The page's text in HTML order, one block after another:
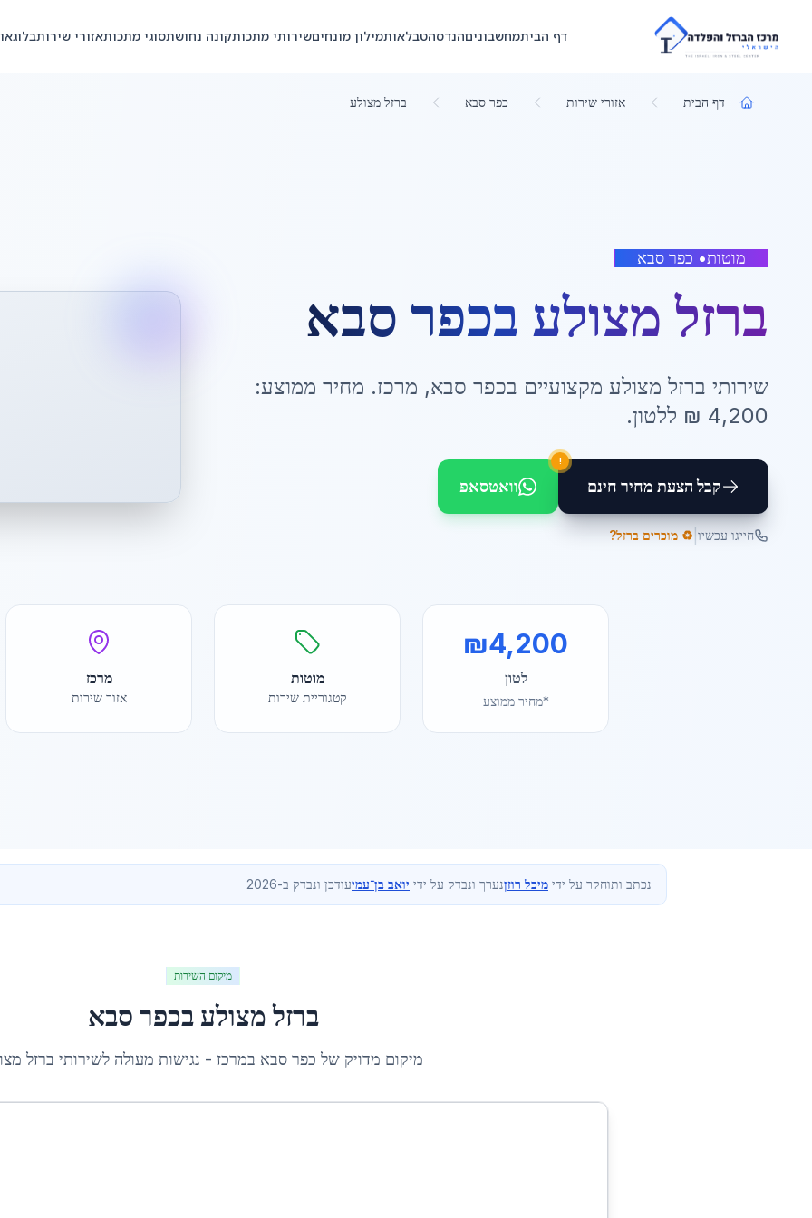
Skip to main content
דף הביתמחשבוניםהנדסהטבלאותמילון מונחיםשירותי מתכותקונה נחושתסוגי מתכותאזורי שירותבלוג
דף הבית אזורי שירות כפר סבא ברזל מצולע
מוטות• כפר סבא
ברזל מצולע בכפר סבא
שירותי ברזל מצולע מקצועיים בכפר סבא, מרכז. מחיר ממוצע:
4,200 ₪ ללטון.
קבל הצעת מחיר חינם
!
וואטסאפ
חייגו עכשיו ♻️ מוכרים ברזל?
₪4,200
לטון
*מחיר ממוצע
מוטות
קטגוריית שירות
מרכז
אזור שירות
נכתב ותוחקר על ידי מיכל רוזןנערך ונבדק על ידי יואב בן־עמיעודכן ונבדק ב-2026
מיקום השירות
ברזל מצולע בכפר סבא
מיקום מדויק של כפר סבא במרכז - נגישות מעולה לשירותי ברזל